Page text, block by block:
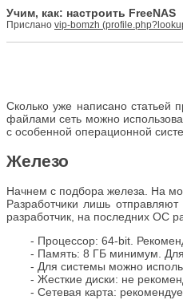
Учим, как: настроить FreeNAS
Прислано vip-bomzh
Сколько уже написано статьей
файлами сеть можно
с особенной операционной
Железо
Начнем с подбора железа. На
Разработчики лишь
разработчик, на последних ОС
- Процессор: 64-bit.
- Память: 8 ГБ минимум.
- Для системы можно
- Жесткие диски: не
- Сетевая карта: